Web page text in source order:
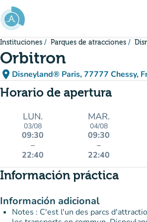
Ir al contenido principal
Instituciones Parques de atracciones
Orbitron
place Disneyland® Paris, 77777 Chessy,
(abrir en Google
(nueva pestaña)
Horario de apertura
LUN.
03/08
09:30
–
22:40
MAR.
04/08
09:30
–
22:40
Información práctica
Información adicional
Notes : C'est l'un des parcs